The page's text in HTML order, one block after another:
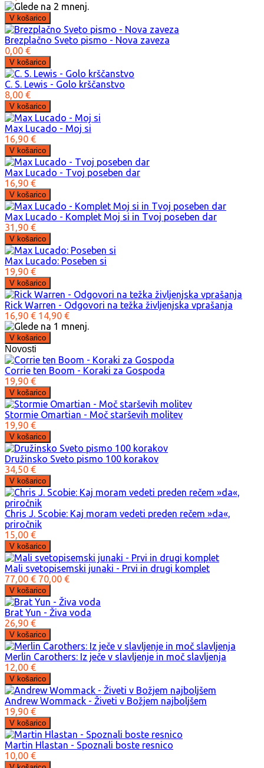
Brezplačno Sveto pismo - Nova zaveza
0,00 €
C. S. Lewis - Golo krščanstvo
8,00 €
Max Lucado - Moj si
16,90 €
Max Lucado - Tvoj poseben dar
16,90 €
Max Lucado - Komplet Moj si in Tvoj poseben dar
31,90 €
Max Lucado: Poseben si
19,90 €
Rick Warren - Odgovori na težka življenjska vprašanja
16,90 € 14,90 €
Novosti
Corrie ten Boom - Koraki za Gospoda
19,90 €
Stormie Omartian - Moč starševih molitev
19,90 €
Družinsko Sveto pismo 100 korakov
34,50 €
Chris J. Scobie: Kaj moram vedeti preden rečem »da«,
priročnik
15,00 €
Mali svetopisemski junaki - Prvi in drugi komplet
77,00 € 70,00 €
Brat Yun - Živa voda
26,90 €
Merlin Carothers: Iz ječe v slavljenje in moč slavljenja
12,00 €
Andrew Wommack - Živeti v Božjem najboljšem
19,90 €
Martin Hlastan - Spoznali boste resnico
10,00 €